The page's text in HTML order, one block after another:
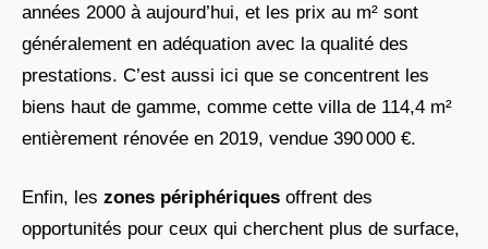
années 2000 à aujourd’hui, et les prix au m² sont
généralement en adéquation avec la qualité des
prestations. C’est aussi ici que se concentrent les
biens haut de gamme, comme cette villa de 114,4 m²
entièrement rénovée en 2019, vendue 390 000 €.
Enfin, les zones périphériques offrent des
opportunités pour ceux qui cherchent plus de surface,